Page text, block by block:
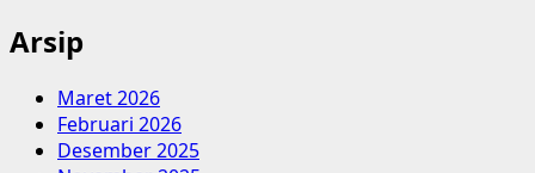
Arsip
Maret 2026
Februari 2026
Desember 2025